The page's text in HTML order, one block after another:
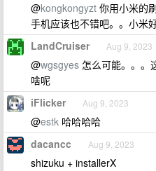
@kongkongyzt 你用小米的
手机应该也不错吧。。小米
LandCruiser Aug 9, 2023
@wgsgyes 怎么可能。。。
啥呢
iFlicker Aug 9, 2023
@estk 哈哈哈哈
dacancc Aug 9, 2023
shizuku + installerX